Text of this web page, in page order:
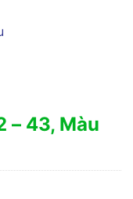
– 43, Màu